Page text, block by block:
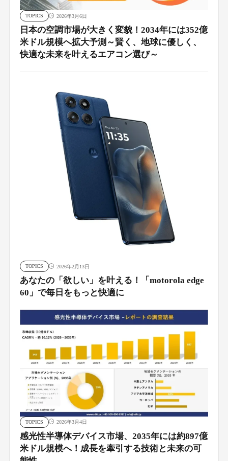
TOPICS 2026年3月6日
日本の空調市場が大きく変貌！2034年には352億
米ドル規模へ拡大予測～賢く、地球に優しく、
快適な未来を叶えるエアコン選び～
TOPICS 2026年2月13日
あなたの「欲しい」を叶える！「motorola edge
60」で毎日をもっと快適に
TOPICS 2026年3月4日
感光性半導体デバイス市場、2035年には約897億
米ドル規模へ！成長を牽引する技術と未来の可